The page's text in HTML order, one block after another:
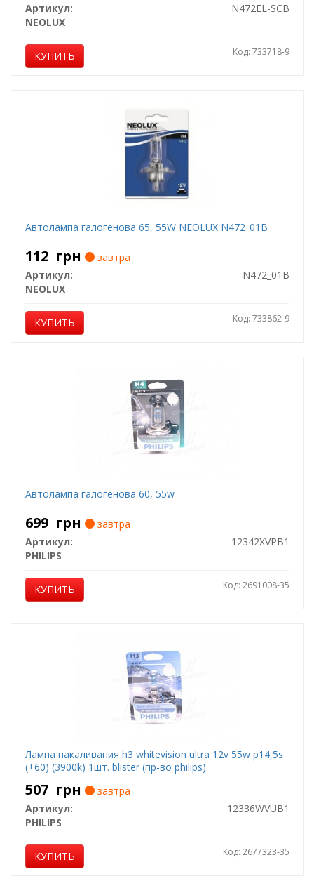
Артикул:
N472EL-SCB
NEOLUX
КУПИТЬ Код: 733718-9
Автолампа галогенова 65, 55W NEOLUX N472_01B
112 грн
завтра
Артикул:
N472_01B
NEOLUX
КУПИТЬ Код: 733862-9
Автолампа галогенова 60, 55w
699 грн
завтра
Артикул:
12342XVPB1
PHILIPS
КУПИТЬ Код: 2691008-35
Лампа накаливания h3 whitevision ultra 12v 55w p14,5s
(+60) (3900k) 1шт. blister (пр-во philips)
507 грн
завтра
Артикул:
12336WVUB1
PHILIPS
КУПИТЬ Код: 2677323-35